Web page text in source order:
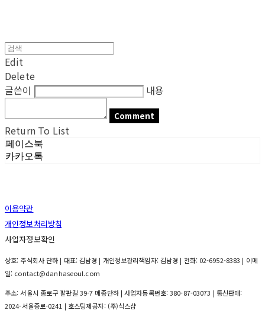
Edit
Delete
글쓴이
내용
Comment
Return To List
페이스북
카카오톡
이용약관
개인정보처리방침
사업자정보확인
상호: 주식회사 단하 | 대표: 김남경 | 개인정보관리책임자: 김남경 | 전화: 02-6952-8383 | 이메
일: contact@danhaseoul.com
주소: 서울시 종로구 팔판길 39-7 메종단하 | 사업자등록번호:380-87-03073 | 통신판매:
2024-서울종로-0241 | 호스팅제공자: (주)식스샵